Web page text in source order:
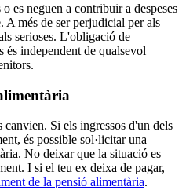
es neguen a contribuir a despeses
A més de ser perjudicial per als
serioses. L'obligació de
és independent de qualsevol
Si els ingressos d'un dels
és possible sol·licitar una
No deixar que la situació es
I si el teu ex deixa de pagar,
de la pensió alimentària.